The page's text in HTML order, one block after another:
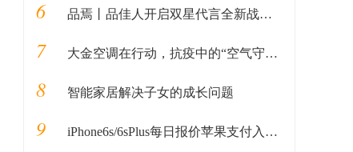
6 品焉丨品佳人开启双星代言全新战略，应采儿成全新代言人
7 大金空调在行动，抗疫中的“空气守护者”
8 智能家居解决子女的成长问题
9 iPhone6s/6sPlus每日报价苹果支付入华时间曝光